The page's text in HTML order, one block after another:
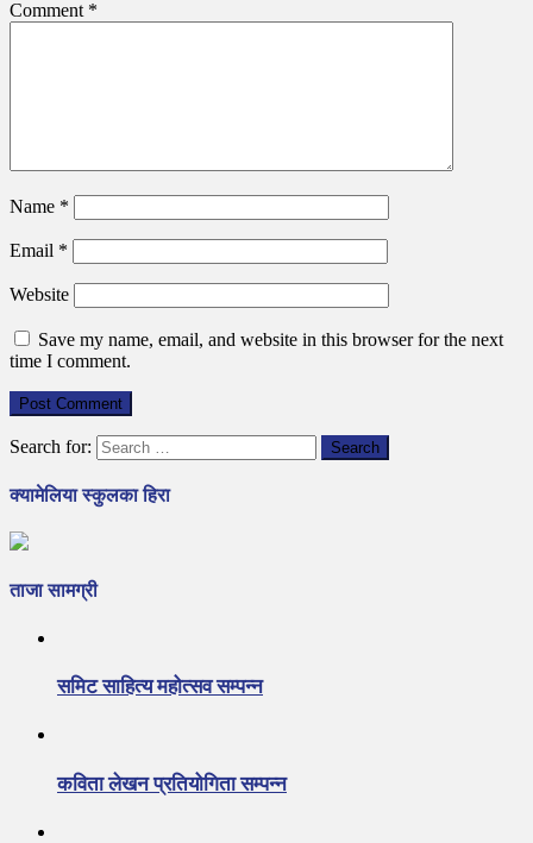
Comment *
Name *
Email *
Website
Save my name, email, and website in this browser for the next
time I comment.
Search for:
क्यामेलिया स्कुलका हिरा
ताजा सामग्री
समिट साहित्य महोत्सव सम्पन्न
कविता लेखन प्रतियोगिता सम्पन्न